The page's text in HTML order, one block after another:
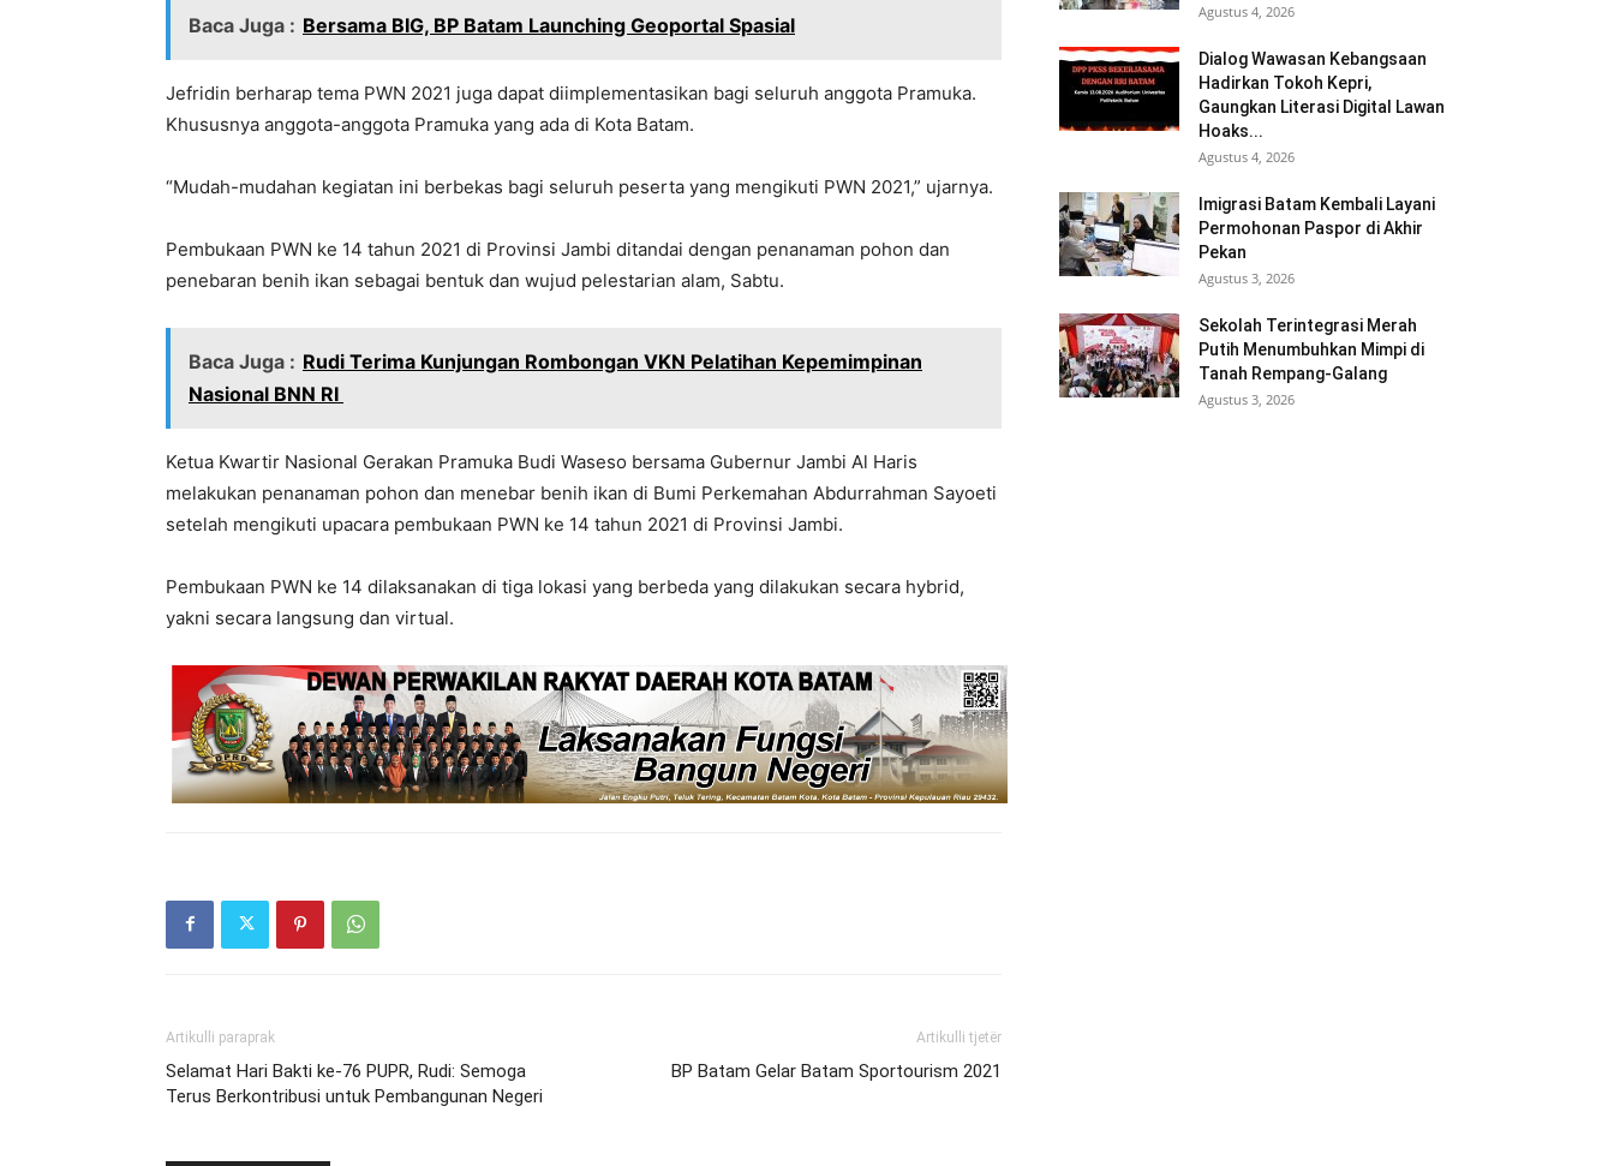
Baca Juga : Bersama BIG, BP Batam Launching Geoportal Spasial
Jefridin berharap tema PWN 2021 juga dapat diimplementasikan bagi seluruh anggota Pramuka.
Khususnya anggota-anggota Pramuka yang ada di Kota Batam.
“Mudah-mudahan kegiatan ini berbekas bagi seluruh peserta yang mengikuti PWN 2021,” ujarnya.
Pembukaan PWN ke 14 tahun 2021 di Provinsi Jambi ditandai dengan penanaman pohon dan
penebaran benih ikan sebagai bentuk dan wujud pelestarian alam, Sabtu.
Baca Juga : Rudi Terima Kunjungan Rombongan VKN Pelatihan Kepemimpinan
Nasional BNN RI
Ketua Kwartir Nasional Gerakan Pramuka Budi Waseso bersama Gubernur Jambi Al Haris
melakukan penanaman pohon dan menebar benih ikan di Bumi Perkemahan Abdurrahman Sayoeti
setelah mengikuti upacara pembukaan PWN ke 14 tahun 2021 di Provinsi Jambi.
Pembukaan PWN ke 14 dilaksanakan di tiga lokasi yang berbeda yang dilakukan secara hybrid,
yakni secara langsung dan virtual.
Artikulli paraprak
Selamat Hari Bakti ke-76 PUPR, Rudi: Semoga
Terus Berkontribusi untuk Pembangunan Negeri
Artikulli tjetër
BP Batam Gelar Batam Sportourism 2021
Agustus 4, 2026
Dialog Wawasan Kebangsaan
Hadirkan Tokoh Kepri,
Gaungkan Literasi Digital Lawan
Hoaks...
Agustus 4, 2026
Imigrasi Batam Kembali Layani
Permohonan Paspor di Akhir
Pekan
Agustus 3, 2026
Sekolah Terintegrasi Merah
Putih Menumbuhkan Mimpi di
Tanah Rempang-Galang
Agustus 3, 2026